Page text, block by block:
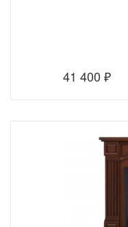
41 400₽